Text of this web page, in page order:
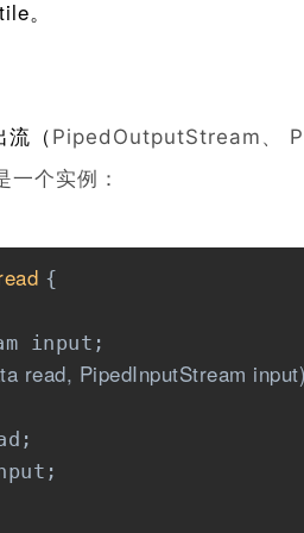
。
（PipedOutputStream、
一个实例：
{
input;
read, PipedInputStream
input;